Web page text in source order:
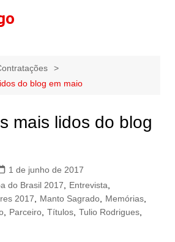
do blog em maio
mais lidos do blog
1 de junho de 2017
do Brasil 2017 Entrevista
2017 Manto Sagrado, Memórias,
, Parceiro, Títulos, Tulio Rodrigues,